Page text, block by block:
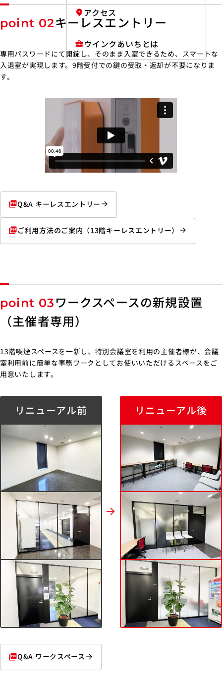
point 02キーレスエントリー
専用パスワードにて開錠し、そのまま入室できるため、スマートな
入退室が実現します。9階受付での鍵の受取・返却が不要になりま
す。
picture_as_pdfQ&A キーレスエントリー
picture_as_pdfご利用方法のご案内 （13階キーレスエントリー）
point 03 ワークスペースの新規設置
（主催者専用）
13階喫煙スペースを一新し、特別会議室を利用の主催者様が、会議
室利用前に簡単な事務ワークとしてお使いいただけるスペースをご
用意いたします。
リニューアル前 リニューアル後
picture_as_pdfQ&A ワークスペース
fmd_good アクセス
business_centerウインクあいちとは